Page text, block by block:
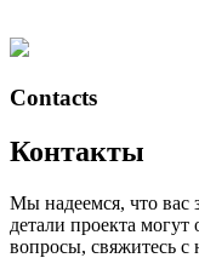
Contacts
Контакты
Мы надеемся, что вас
детали проекта могут
вопросы, свяжитесь